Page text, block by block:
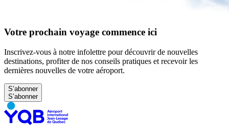
Votre prochain voyage commence ici
Inscrivez-vous à notre infolettre pour découvrir de nouvelles
destinations, profiter de nos conseils pratiques et recevoir les
dernières nouvelles de votre aéroport.
S’abonner